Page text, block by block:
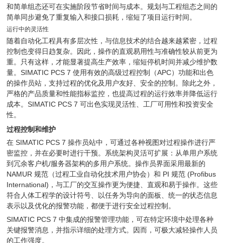
和简单组态还可在实施阶段节省时间与成本。规划与工程组态之间的
简单同步避免了重复输入和接口损耗，缩短了项目运行时间。
运行中的灵活性
随着自动化工程具有多层次性，与信息技术的结合越来越紧密，过程
控制也变得日趋复杂。因此，操作的直观易用性与准确性较从前更为
重。只有这样，才能显著提高生产效率，缩短停机时间并减少维护数
量。SIMATIC PCS 7 使用有效的高级过程控制（APC）功能和出色
的操作员站，支持过程的优化及用户友好、安全的控制。除此之外，
严格的产品质量和性能指标监控，也提高过程的运行效率并降低运行
成本。SIMATIC PCS 7 可出色实现灵活性、工厂可用性和投资安全
性。
过程控制和维护
在 SIMATIC PCS 7 操作员站中，可通过各种视图对过程操作进行严
密监控，并在必要时进行干预。系统架构灵活可扩展：从单用户系统
到冗余客户机/服务器架构的多用户系统。操作员界面采用最新的
NAMUR 规范（过程工业自动化技术用户协会）和 PI 规范 (Profibus
International)，与工厂的交互操作更为便捷、直观和易于操作。这些
符合人体工程学的设计符号、以任务为导向的面板、统一的状态信息
表示以及优化的报警功能，都便于进行安全过程控制。
SIMATIC PCS 7 中集成的报警管理功能，可在特定环境中处理各种
关键报警消息，并指示详细的处理方式。因而，可极大减轻操作人员
的工作强度。